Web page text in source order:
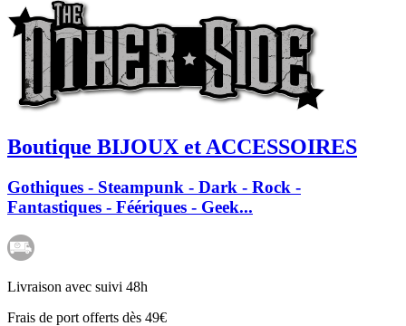
Boutique BIJOUX et ACCESSOIRES
Gothiques - Steampunk - Dark - Rock -
Fantastiques - Féériques - Geek...
Livraison avec suivi 48h
Frais de port offerts dès 49€